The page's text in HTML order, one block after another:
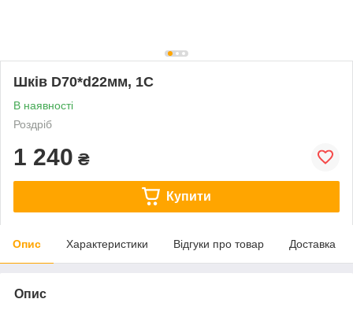
Шків D70*d22мм, 1С
В наявності
Роздріб
1 240 ₴
Купити
Опис Характеристики Відгуки про товар Доставка
Опис